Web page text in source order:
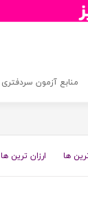
منابع آزمون سردفتری 1405
ها ارزان ترین ها